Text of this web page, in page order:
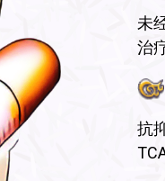
未
治
抗